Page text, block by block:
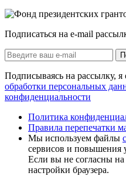
Подписаться на e-mail
Подписываясь на рассылку, я
обработки персональных
конфиденциальности
Политика
Правила перепечатки
Мы используем файлы
сервисов и повышения
Если вы не согласны
настройки браузера.